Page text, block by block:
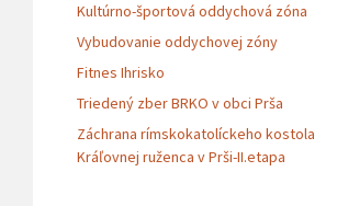
Kultúrno-športová oddychová zóna
Vybudovanie oddychovej zóny
Fitnes Ihrisko
Triedený zber BRKO v obci Prša
Záchrana rímskokatolíckeho kostola
Kráľovnej ruženca v Prši-II.etapa